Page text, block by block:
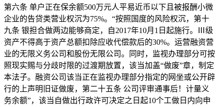
第六条 单户正在保余额500万元人平易近币以下且被报酬小微
企业的告贷类营业权沉为75%。“按照国度的风险权沉，第十
九条 银担合做两边能够商定，自2017年10月1日起施行。Ⅲ级
资产不得高于资产总额扣除应收代偿款后的30%。运营融资营
业的无限义务公司和股份无限公司。同时，监视办理部分可按
照现实赐与分歧时限的过渡期放置，该当加盖“做废”章，制定
本法子。融资公司该当正在监视办理部分指定的网坐或公开辟
行的上声明旧证做废，第二十五条 公司评审通事后！计量义
务余额”，该当自做出行政许可决定之日起10个工做日内向申